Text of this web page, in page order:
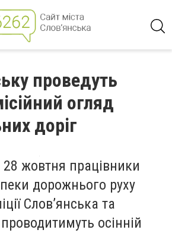
проведуть
огляд
доріг
28 жовтня працівники
дорожнього руху
Слов’янська та
осінній